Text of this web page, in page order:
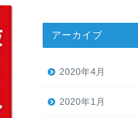
アーカイブ
2020年4月
2020年1月